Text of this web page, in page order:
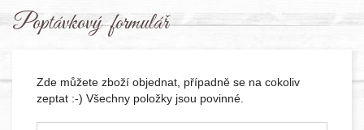
Poptávkový formulář
Zde můžete zboží objednat, případně se na cokoliv
zeptat :-) Všechny položky jsou povinné.